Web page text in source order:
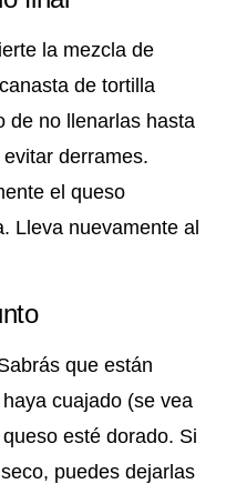
la mezcla de
de tortilla
de no llenarlas hasta
derrames.
el queso
Lleva nuevamente al
que están
cuajado (se vea
esté dorado. Si
puedes dejarlas